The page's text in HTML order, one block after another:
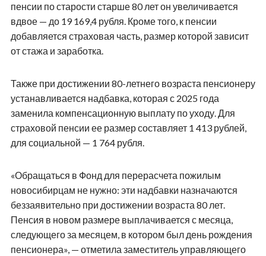
пенсии по старости старше 80 лет он увеличивается
вдвое — до 19 169,4 рубля. Кроме того, к пенсии
добавляется страховая часть, размер которой зависит
от стажа и заработка.
Также при достижении 80-летнего возраста пенсионеру
устанавливается надбавка, которая с 2025 года
заменила компенсационную выплату по уходу. Для
страховой пенсии ее размер составляет 1 413 рублей,
для социальной — 1 764 рубля.
«Обращаться в Фонд для перерасчета пожилым
новосибирцам не нужно: эти надбавки назначаются
беззаявительно при достижении возраста 80 лет.
Пенсия в новом размере выплачивается с месяца,
следующего за месяцем, в котором был день рождения
пенсионера», — отметила заместитель управляющего